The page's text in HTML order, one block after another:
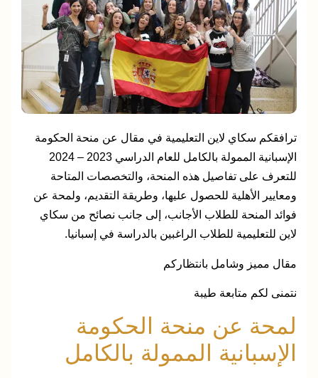
ترافقكم سكاي لاين التعليمية في مقال عن منحة الحكومة
الإسبانية الممولة بالكامل للعام الدراسي 2023 – 2024
للتعرف على تفاصيل هذه المنحة، والتخصصات المتاحة
ومعايير الأهلية للحصول عليها، وطريقة التقديم، ولمحة عن
فوائد المنحة للطلاب الأجانب، إلى جانب نصائح من سكاي
لاين للتعليمية للطلاب الراغبين بالدراسة في إسبانيا.
مقال مميز وشامل بانتظاركم
نتمنى لكم متابعة طيبة
لمحة عن منحة الحكومة
الإسبانية الممولة بالكامل